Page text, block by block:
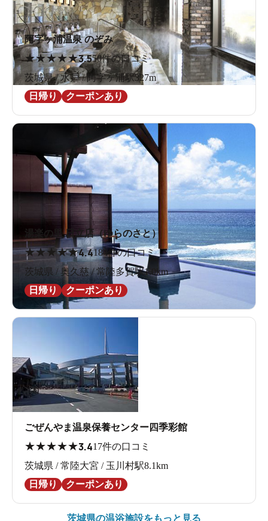
阿字ヶ浦温泉 のぞみ
★★★★★3.550件の口コミ
茨城県 / 水戸 / 阿字ヶ浦駅327m
日帰り
クーポンあり
湯楽の里 日立店（ゆらのさと）
★★★★★4.4184件の口コミ
茨城県 / 奥久慈 / 常陸多賀駅1.0km
日帰り
クーポンあり
ごぜんやま温泉保養センター四季彩館
★★★★★3.417件の口コミ
茨城県 / 常陸大宮 / 玉川村駅8.1km
日帰り
クーポンあり
茨城県の温浴施設をもっと見る